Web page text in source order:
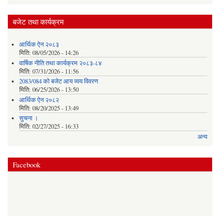
बजेट तथा कार्यक्रम
आर्थिक ऐन २०८३
मिति: 08/05/2026 - 14:26
वार्षिक नीति तथा कार्यक्रम २०८३-८४
मिति: 07/31/2026 - 11:56
2083/084 को बजेट आय व्यय विवरण
मिति: 06/25/2026 - 13:50
आर्थिक ऐन २०८२
मिति: 08/20/2025 - 13:49
सुचना ।
मिति: 02/27/2025 - 16:33
अन्य
Facebook